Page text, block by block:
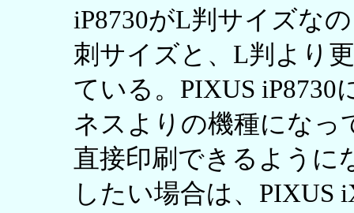
iP8730がL判サイズな
刺サイズと、L判より
ている。PIXUS iP8730
ネスよりの機種になっ
直接印刷できるように
したい場合は、PIXUS